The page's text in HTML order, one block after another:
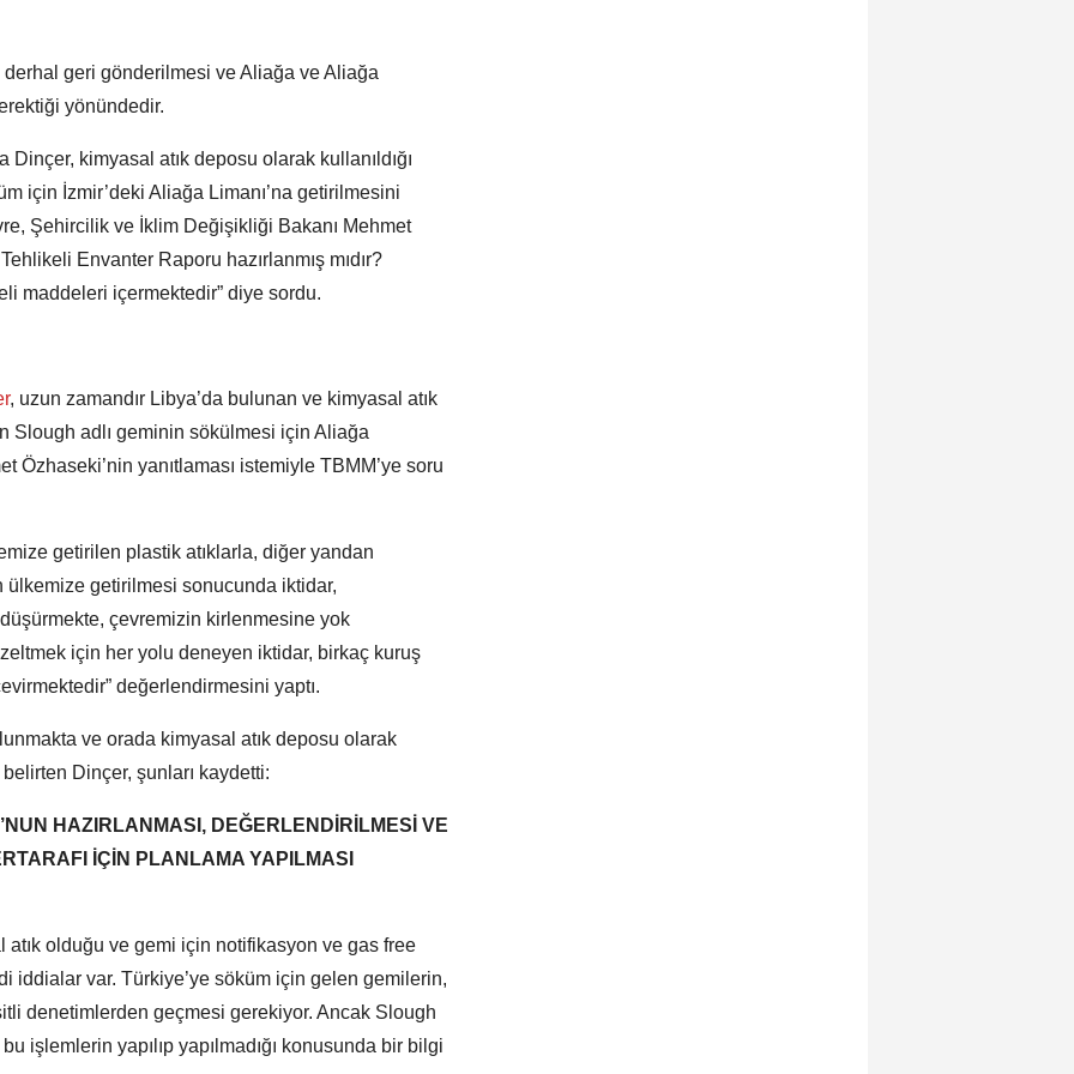
geri gönderilmesi ve Aliağa ve Aliağa
yönündedir.
Dinçer, kimyasal atık deposu olarak kullanıldığı
için İzmir’deki Aliağa Limanı’na getirilmesini
Şehircilik ve İklim Değişikliği Bakanı Mehmet
Envanter Raporu hazırlanmış mıdır?
maddeleri içermektedir” diye sordu.
, uzun zamandır Libya’da bulunan ve kimyasal atık
Slough adlı geminin sökülmesi için Aliağa
Özhaseki’nin yanıtlaması istemiyle TBMM’ye soru
getirilen plastik atıklarla, diğer yandan
getirilmesi sonucunda iktidar,
düşürmekte, çevremizin kirlenmesine yok
için her yolu deneyen iktidar, birkaç kuruş
değerlendirmesini yaptı.
ve orada kimyasal atık deposu olarak
Dinçer, şunları kaydetti:
HAZIRLANMASI, DEĞERLENDİRİLMESİ VE
İÇİN PLANLAMA YAPILMASI
olduğu ve gemi için notifikasyon ve gas free
iddialar var. Türkiye’ye söküm için gelen gemilerin,
denetimlerden geçmesi gerekiyor. Ancak Slough
işlemlerin yapılıp yapılmadığı konusunda bir bilgi